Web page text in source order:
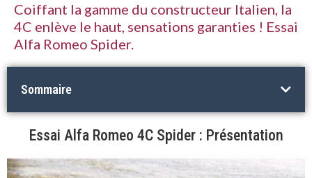
Coiffant la gamme du constructeur Italien, la
4C enlève le haut, sensations garanties ! Essai
Alfa Romeo Spider.
Sommaire
Essai Alfa Romeo 4C Spider : Présentation